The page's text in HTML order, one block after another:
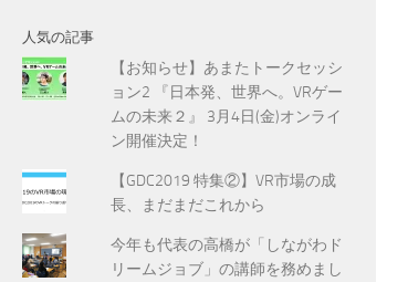
人気の記事
【お知らせ】あまたトークセッシ
ョン2 『日本発、世界へ。VRゲー
ムの未来２』 3月4日(金)オンライ
ン開催決定！
【GDC2019 特集②】VR市場の成
長、まだまだこれから
今年も代表の高橋が「しながわド
リームジョブ」の講師を務めまし